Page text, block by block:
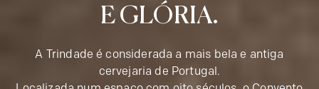
E GLÓRIA.
A Trindade é considerada a mais bela e antiga
cervejaria de Portugal.